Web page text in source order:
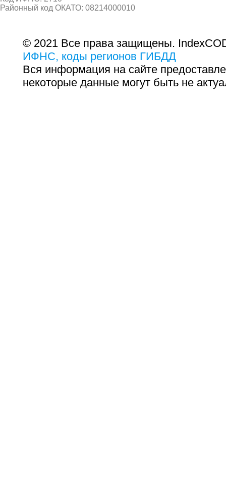
Районный код ОКАТО: 08214000010
© 2021 Все права защищены.
ИФНС, коды регионов ГИБДД
Вся информация на сайте
некоторые данные могут быть не